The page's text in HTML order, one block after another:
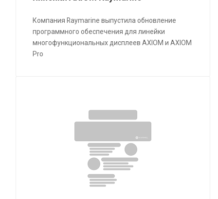
Компания Raymarine выпустила обновление
программного обеспечения для линейки
многофункциональных дисплеев AXIOM и AXIOM
Pro